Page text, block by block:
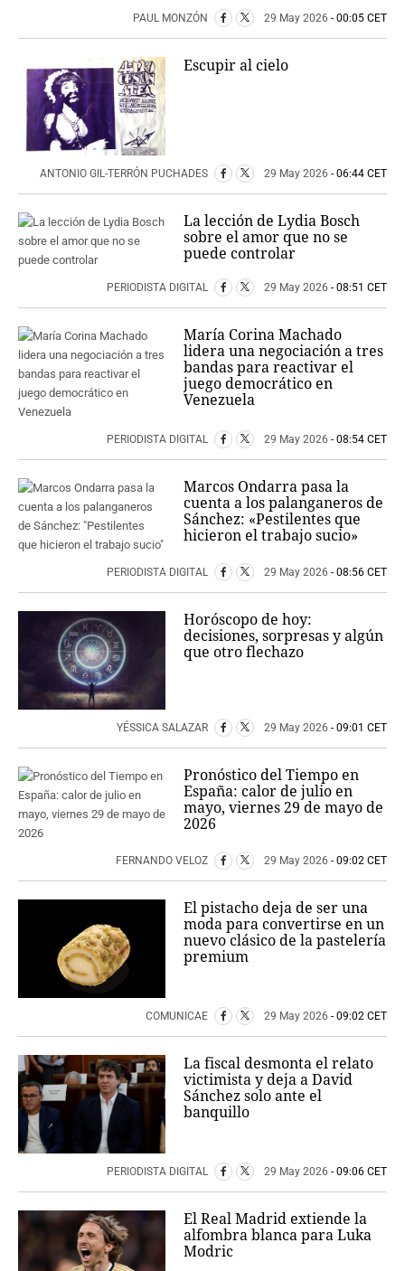
PAUL MONZÓN 29 May 2026 - 00:05 CET
Escupir al cielo
ANTONIO GIL-TERRÓN PUCHADES 29 May 2026 - 06:44 CET
La lección de Lydia Bosch
sobre el amor que no se
puede controlar
PERIODISTA DIGITAL 29 May 2026 - 08:51 CET
María Corina Machado
lidera una negociación a tres
bandas para reactivar el
juego democrático en
Venezuela
PERIODISTA DIGITAL 29 May 2026 - 08:54 CET
Marcos Ondarra pasa la
cuenta a los palanganeros de
Sánchez: «Pestilentes que
hicieron el trabajo sucio»
PERIODISTA DIGITAL 29 May 2026 - 08:56 CET
Horóscopo de hoy:
decisiones, sorpresas y algún
que otro flechazo
YÉSSICA SALAZAR 29 May 2026 - 09:01 CET
Pronóstico del Tiempo en
España: calor de julio en
mayo, viernes 29 de mayo de
2026
FERNANDO VELOZ 29 May 2026 - 09:02 CET
El pistacho deja de ser una
moda para convertirse en un
nuevo clásico de la pastelería
premium
COMUNICAE 29 May 2026 - 09:02 CET
La fiscal desmonta el relato
victimista y deja a David
Sánchez solo ante el
banquillo
PERIODISTA DIGITAL 29 May 2026 - 09:06 CET
El Real Madrid extiende la
alfombra blanca para Luka
Modric